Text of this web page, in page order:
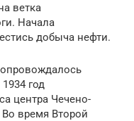
ветка
Начала
добыча нефти.
год
центра Чечено-
время Второй